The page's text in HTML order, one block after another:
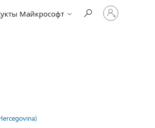
Майкрософт
Войдите
учетную